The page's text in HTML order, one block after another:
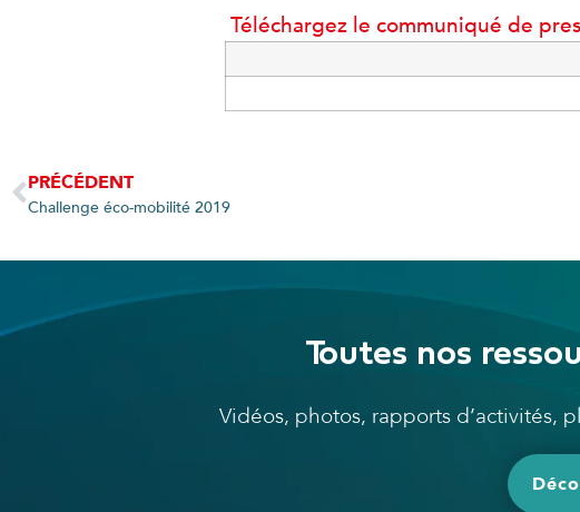
Téléchargez le communiqué de
PRÉCÉDENT
Challenge éco-mobilité 2019
Toutes nos
Vidéos, photos, rapports